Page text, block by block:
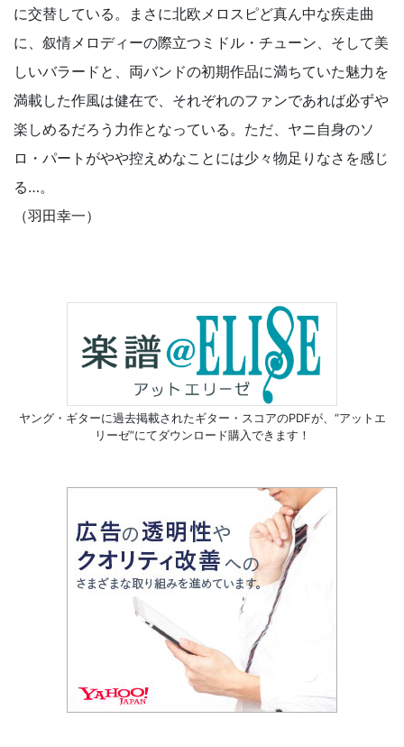
に交替している。まさに北欧メロスピど真ん中な疾走曲
に、叙情メロディーの際立つミドル・チューン、そして美
しいバラードと、両バンドの初期作品に満ちていた魅力を
満載した作風は健在で、それぞれのファンであれば必ずや
楽しめるだろう力作となっている。ただ、ヤニ自身のソ
ロ・パートがやや控えめなことには少々物足りなさを感じ
る…。
（羽田幸一）
ヤング・ギターに過去掲載されたギター・スコアのPDFが、 “アットエ
リーゼ”にてダウンロード購入できます！